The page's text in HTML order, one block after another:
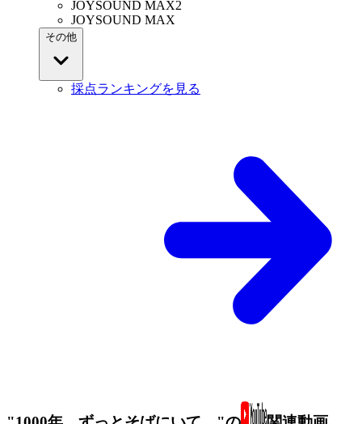
JOYSOUND MAX2
JOYSOUND MAX
その他
採点ランキングを見る